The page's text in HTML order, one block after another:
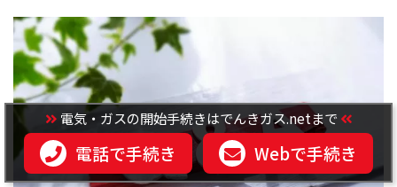
電気・ガスの開始手続きはでんきガス.netまで
電話で手続き Webで手続き